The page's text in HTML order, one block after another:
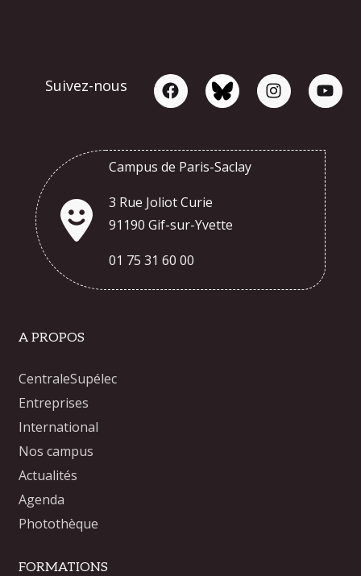
Suivez-nous
Campus de Paris-Saclay
3 Rue Joliot Curie
91190 Gif-sur-Yvette
01 75 31 60 00
A PROPOS
CentraleSupélec
Entreprises
International
Nos campus
Actualités
Agenda
Photothèque
FORMATIONS